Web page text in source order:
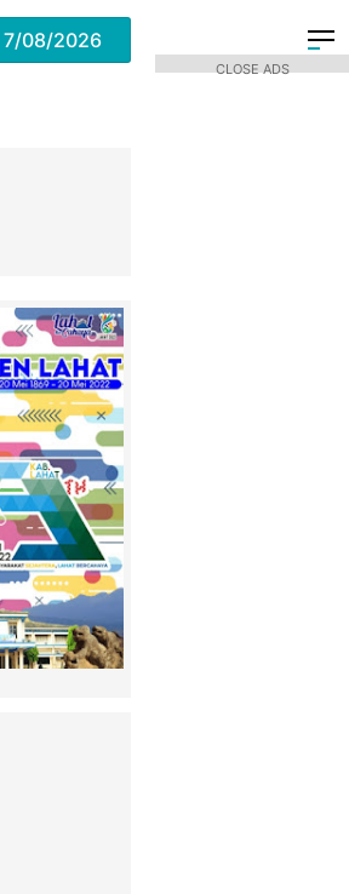
7/08/2026
CLOSE ADS